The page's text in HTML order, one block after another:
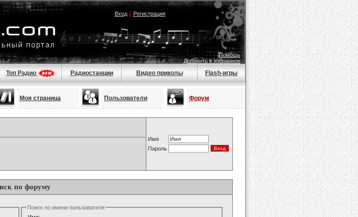
Вход| Регистрация
Помощь
Добавить в избранное
Топ Радио Радиостанции Видео приколы Flash-игры
Моя страница Пользователи Форум
Имя
Пароль
по форуму
Поиск по имени пользователя